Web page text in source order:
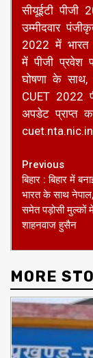
सीयूईटी पीजी
उम्मीदवार
2022 में
में पीजी प्रवेश
घोषणा के साथ,
CUET 2022
अपडेट प्राप्त
Previous
बिहार : बिहार में
भारत के साथ
समेत पड़ोसी मुल्कों
शाहनवाज हुसैन
MORE